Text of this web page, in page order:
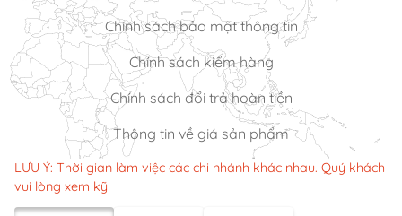
Chính sách bảo mật thông tin
Chính sách kiểm hàng
Chính sách đổi trả hoàn tiền
Thông tin về giá sản phẩm
LƯU Ý: Thời gian làm việc các chi nhánh khác nhau. Quý khách
vui lòng xem kỹ